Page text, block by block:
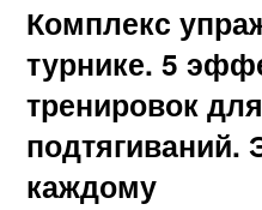
Комплекс
турнике. 5
тренировок
подтягиваний.
каждому